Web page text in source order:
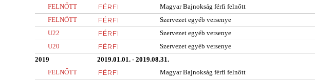
FELNŐTT
FÉRFI Magyar Bajnokság férfi felnőtt
FELNŐTT
FÉRFI Szervezet egyéb versenye
U22
FÉRFI Szervezet egyéb versenye
U20
FÉRFI Szervezet egyéb versenye
2019
2019.01.01. - 2019.08.31.
FELNŐTT
FÉRFI Magyar Bajnokság férfi felnőtt